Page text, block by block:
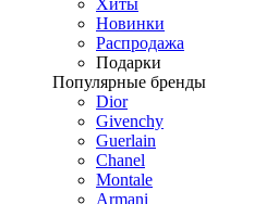
Хиты
Новинки
Распродажа
Подарки
Популярные бренды
Dior
Givenchy
Guerlain
Chanel
Montale
Armani